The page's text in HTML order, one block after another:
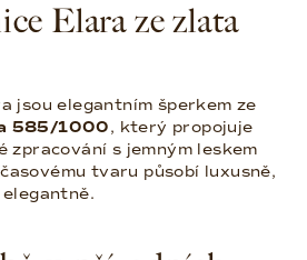
Elara ze zlata
jsou elegantním šperkem ze
585/1000, který propojuje
zpracování s jemným leskem
tvaru působí luxusně,